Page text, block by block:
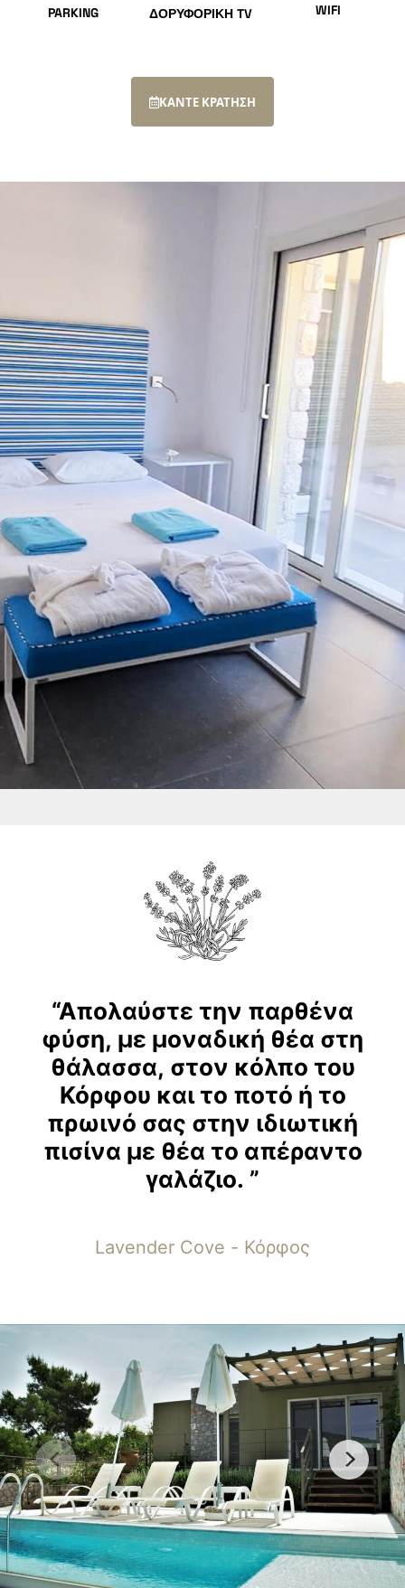
PARKING ΔΟΡΥΦΟΡΙΚΗ TV WIFI
ΚΑΝΤΕ ΚΡΑΤΗΣΗ
“Απολαύστε την παρθένα
φύση, με μοναδική θέα στη
θάλασσα, στον κόλπο του
Κόρφου και το ποτό ή το
πρωινό σας στην ιδιωτική
πισίνα με θέα το απέραντο
γαλάζιο. ”
Lavender Cove - Κόρφος